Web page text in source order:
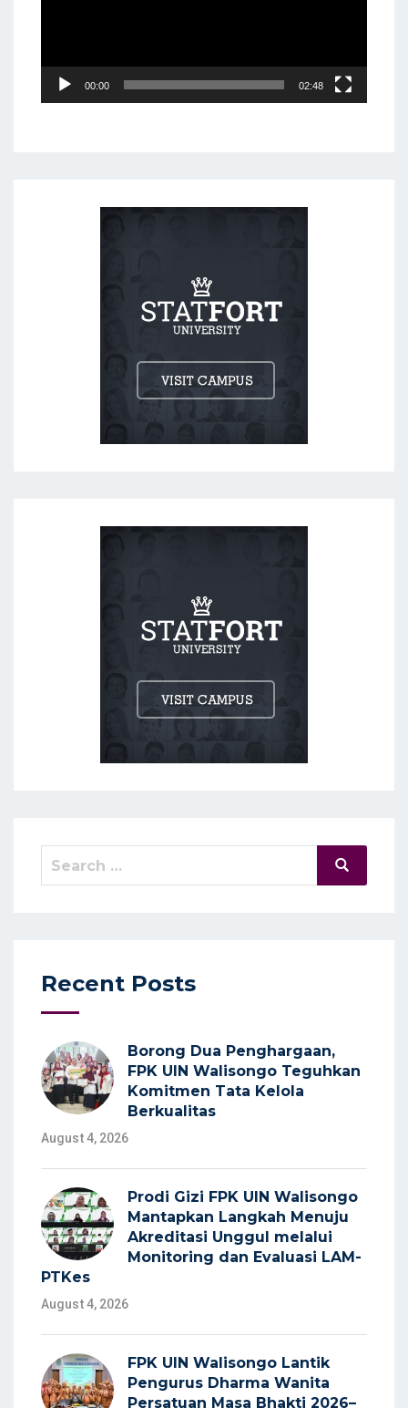
00:00 02:48
Search
for:
Search
Recent Posts
Borong Dua Penghargaan,
FPK UIN Walisongo Teguhkan
Komitmen Tata Kelola
Berkualitas
August 4, 2026
Prodi Gizi FPK UIN Walisongo
Mantapkan Langkah Menuju
Akreditasi Unggul melalui
Monitoring dan Evaluasi LAM-
PTKes
August 4, 2026
FPK UIN Walisongo Lantik
Pengurus Dharma Wanita
Persatuan Masa Bhakti 2026–